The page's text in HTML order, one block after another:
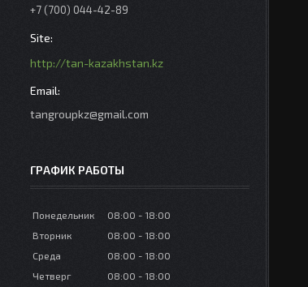
+7 (700) 044-42-89
http://tan-kazakhstan.kz
tangroupkz@gmail.com
ГРАФИК РАБОТЫ
Понедельник 08:00
18:00
Вторник
08:00
18:00
Среда
08:00
18:00
Четверг
08:00
18:00